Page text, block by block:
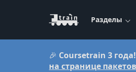
Разделы
🎉 Coursetrain 3 года!
на странице пакетов